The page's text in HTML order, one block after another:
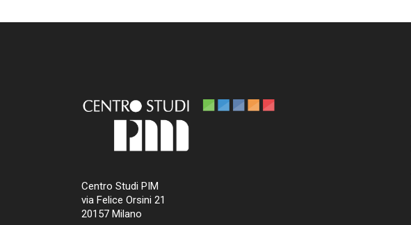
Centro Studi PIM
via Felice Orsini 21
20157 Milano